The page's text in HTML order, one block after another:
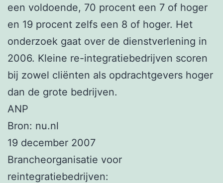
een voldoende, 70 procent een 7 of hoger
en 19 procent zelfs een 8 of hoger. Het
onderzoek gaat over de dienstverlening in
2006. Kleine re-integratiebedrijven scoren
bij zowel cliënten als opdrachtgevers hoger
dan de grote bedrijven.
ANP
Bron: nu.nl
19 december 2007
Brancheorganisatie voor
reintegratiebedrijven: